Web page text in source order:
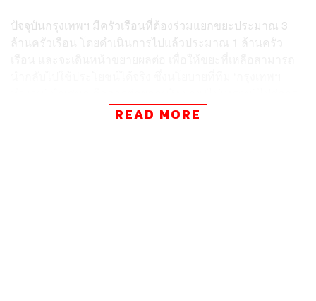
ปัจจุบันกรุงเทพฯ มีครัวเรือนที่ต้องร่วมแยกขยะประมาณ 3
ล้านครัวเรือน โดยดำเนินการไปแล้วประมาณ 1 ล้านครัว
READ MORE